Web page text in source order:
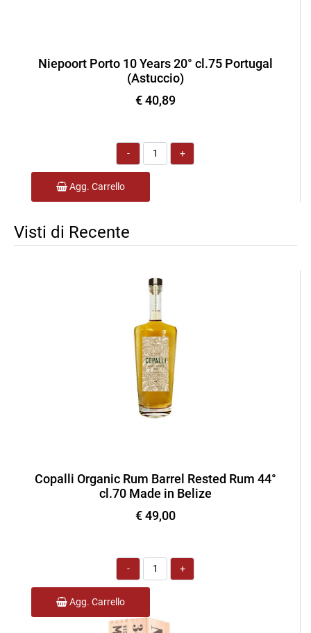
Niepoort Porto 10 Years 20° cl.75 Portugal
(Astuccio)
€ 40,89
Quantità
Agg. Carrello
Visti di Recente
Copalli Organic Rum Barrel Rested Rum 44°
cl.70 Made in Belize
€ 49,00
Quantità
Agg. Carrello